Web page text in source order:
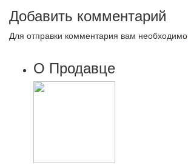
Добавить комментарий
Для отправки комментария вам необходимо
О Продавце